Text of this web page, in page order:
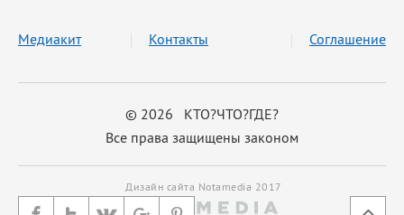
© 2026 КТО?ЧТО?ГДЕ?
Все права защищены законом
Медиакит Контакты Соглашение
Дизайн сайта Notamedia 2017